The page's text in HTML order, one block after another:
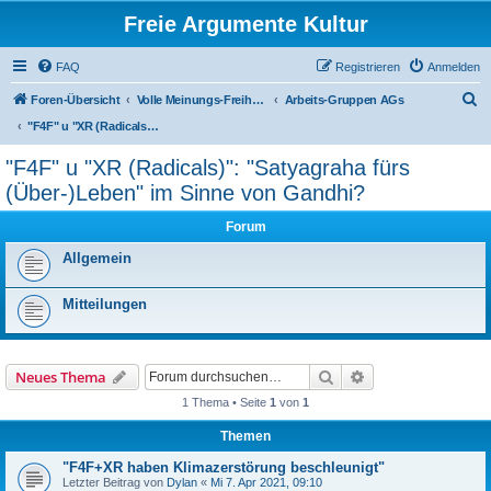
Freie Argumente Kultur
FAQ Anmelden
Registrieren
Foren-Übersicht Volle Meinungs-Freiheit mit 'Vorhang-System' -- frei dosierter Zugang zu allen Inhalten und AGs
Arbeits-Gruppen AGs
"F4F" u "XR (Radicals)": "Satyagraha fürs (Über-)Leben" im Sinne von Gandhi?
"F4F" u "XR (Radicals)": "Satyagraha fürs
(Über-)Leben" im Sinne von Gandhi?
Forum
Allgemein
Mitteilungen
Neues Thema Suche
1 Thema • Seite 1 von 1
Themen
"F4F+XR haben Klimazerstörung beschleunigt"
Letzter Beitrag von Dylan « Mi 7. Apr 2021, 09:10